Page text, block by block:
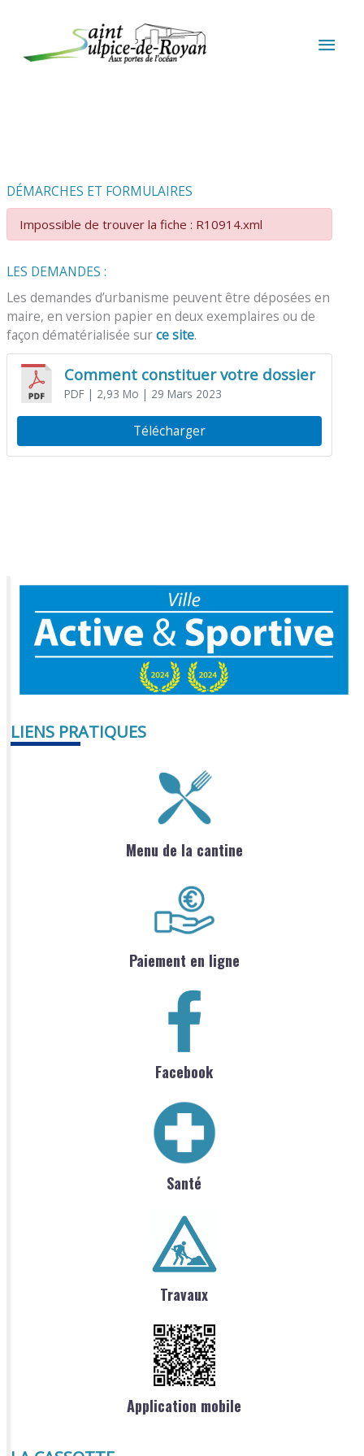
DÉMARCHES ET FORMULAIRES
Impossible de trouver la fiche : R10914.xml
LES DEMANDES :
Les demandes d’urbanisme peuvent être déposées en
maire, en version papier en deux exemplaires ou de
façon dématérialisée surce site.
Comment constituer votre dossier
PDF| 2,93 Mo | 29 Mars 2023
Télécharger
LIENS PRATIQUES
Menu de la cantine
Paiement en ligne
Facebook
Santé
Travaux
Application mobile